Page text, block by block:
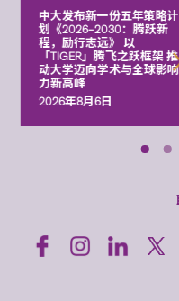
中大发布新一份五年策略计
划《2026‒2030：腾跃新
程，励行志远》 以
「TIGER」腾飞之跃框架 推
动大学迈向学术与全球影响
力新高峰
2026年8月6日